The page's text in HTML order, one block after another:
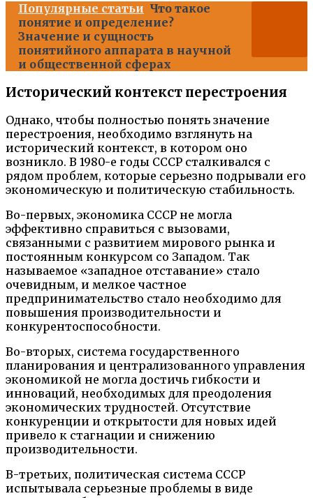
Популярные статьи Что такое
понятие и определение?
Значение и сущность
понятийного аппарата в научной
и общественной сферах
Исторический контекст перестроения
Однако, чтобы полностью понять значение
перестроения, необходимо взглянуть на
исторический контекст, в котором оно
возникло. В 1980-е годы СССР сталкивался с
рядом проблем, которые серьезно подрывали его
экономическую и политическую стабильность.
Во-первых, экономика СССР не могла
эффективно справиться с вызовами,
связанными с развитием мирового рынка и
постоянным конкурсом со Западом. Так
называемое «западное отставание» стало
очевидным, и мелкое частное
предпринимательство стало необходимо для
повышения производительности и
конкурентоспособности.
Во-вторых, система государственного
планирования и централизованного управления
экономикой не могла достичь гибкости и
инноваций, необходимых для преодоления
экономических трудностей. Отсутствие
конкуренции и открытости для новых идей
привело к стагнации и снижению
производительности.
В-третьих, политическая система СССР
испытывала серьезные проблемы в виде